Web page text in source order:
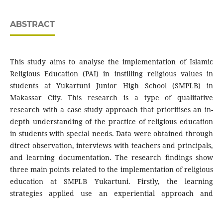
ABSTRACT
This study aims to analyse the implementation of Islamic
Religious Education (PAI) in instilling religious values in
students at Yukartuni Junior High School (SMPLB) in
Makassar City. This research is a type of qualitative
research with a case study approach that prioritises an in-
depth understanding of the practice of religious education
in students with special needs. Data were obtained through
direct observation, interviews with teachers and principals,
and learning documentation. The research findings show
three main points related to the implementation of religious
education at SMPLB Yukartuni. Firstly, the learning
strategies applied use an experiential approach and